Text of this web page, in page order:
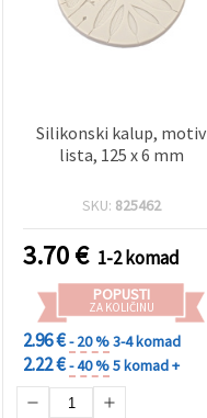
Silikonski kalup, motiv
lista, 125 x 6 mm
SKU: 825462
3.70€ 1-2 komad
POPUSTI
ZA KOLIČINU
2.96 €- 20 %3-4 komad
2.22 €- 40 %5 komad +